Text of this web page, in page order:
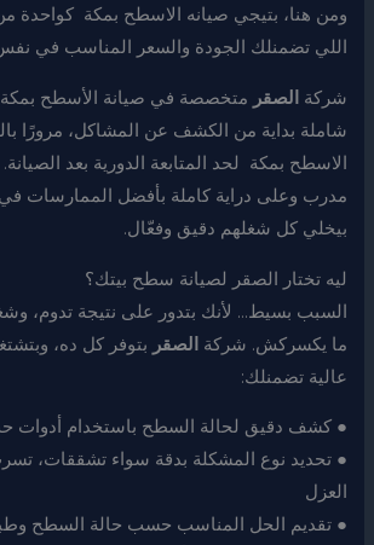
ومن هنا، بتيجي صيانه الاسطح بمكة كواحدة
اللي تضمنلك الجودة والسعر المناسب في
شركة الصقر متخصصة في صيانة الأسطح
شاملة بداية من الكشف عن المشاكل، مرورًا
الاسطح بمكة لحد المتابعة الدورية بعد
مدرب وعلى دراية كاملة بأفضل الممارسات
بيخلي كل شغلهم دقيق وفعّال.
ليه تختار الصقر لصيانة سطح بيتك؟
السبب بسيط… لأنك بتدور على نتيجة تدوم،
ما يكسركش. شركة الصقر بتوفر كل ده،
عالية تضمنلك:
● كشف دقيق لحالة السطح باستخدام أدوات
● تحديد نوع المشكلة بدقة سواء تشققات،
العزل
● تقديم الحل المناسب حسب حالة السطح